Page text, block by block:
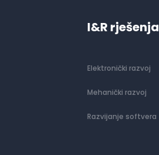
I&R rješenja
Elektronički razvoj
Mehanički razvoj
Razvijanje softvera